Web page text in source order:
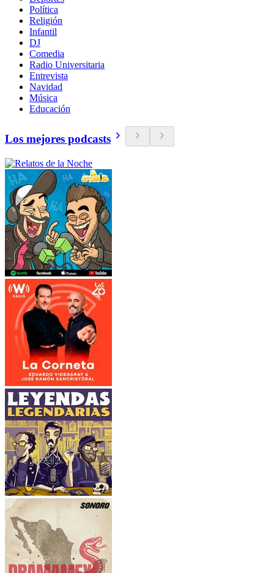
Política
Religión
Infantil
DJ
Comedia
Radio Universitaria
Entrevista
Navidad
Música
Educación
Los mejores podcasts